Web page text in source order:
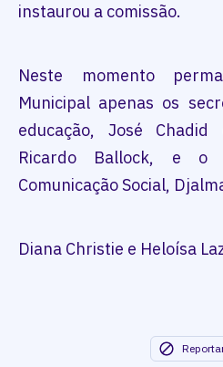
instaurou a comissão.
Neste momento
Municipal apenas os
educação, José
Ricardo Ballock, e o
Comunicação Social,
Diana Christie e Heloísa